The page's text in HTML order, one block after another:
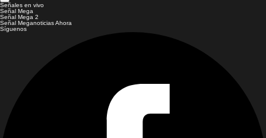
Señales en vivo
Señal Mega
Señal Mega 2
Señal Meganoticias Ahora
Síguenos